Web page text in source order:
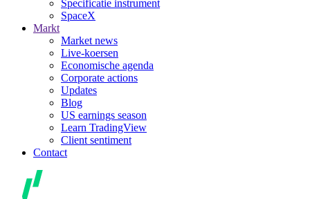
Specificatie instrument
SpaceX
Markt
Market news
Live-koersen
Economische agenda
Corporate actions
Updates
Blog
US earnings season
Learn TradingView
Client sentiment
Contact